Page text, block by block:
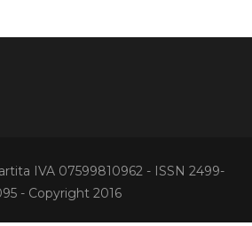
IVA 07599810962 - ISSN 2499-
- Copyright 2016